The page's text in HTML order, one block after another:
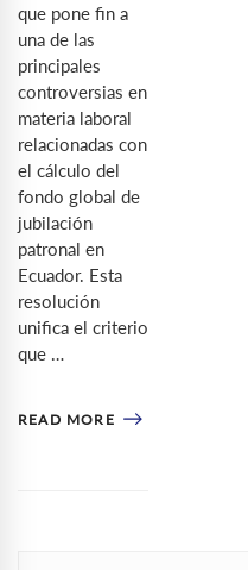
que pone fin a
una de las
principales
controversias en
materia laboral
relacionadas con
el cálculo del
fondo global de
jubilación
patronal en
Ecuador. Esta
resolución
unifica el criterio
que …
READ MORE